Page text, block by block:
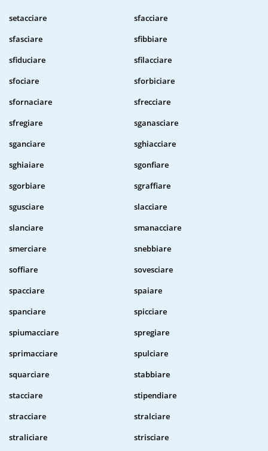
setacciare
sfacciare
sfasciare
sfibbiare
sfiduciare
sfilacciare
sfociare
sforbiciare
sfornaciare
sfrecciare
sfregiare
sganasciare
sganciare
sghiacciare
sghiaiare
sgonfiare
sgorbiare
sgraffiare
sgusciare
slacciare
slanciare
smanacciare
smerciare
snebbiare
soffiare
sovesciare
spacciare
spaiare
spanciare
spicciare
spiumacciare
spregiare
sprimacciare
spulciare
squarciare
stabbiare
stacciare
stipendiare
stracciare
stralciare
straliciare
strisciare